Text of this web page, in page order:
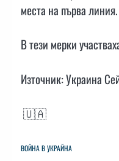
места на първа линия.
В тези мерки
Източник: Украина
🇺🇦
ВОЙНА В УКРАЙНА